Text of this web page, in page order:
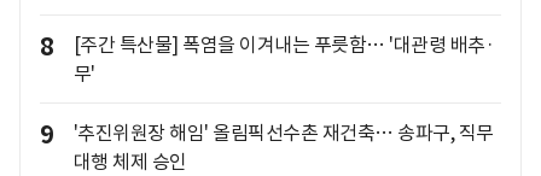
8
[주간 특산물] 폭염을 이겨내는 푸릇함… '대관령 배추·
무'
9
'추진위원장 해임' 올림픽선수촌 재건축… 송파구, 직무
대행 체제 승인